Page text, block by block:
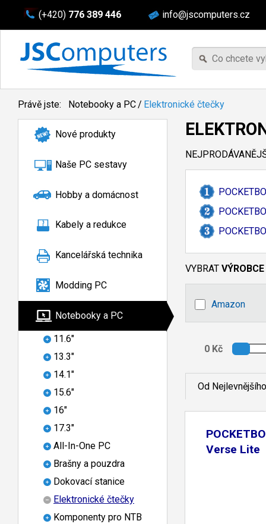
(+420) 776 389 446 info@jscomputers.cz
Právě jste: Notebooky a PC/ Elektronické čtečky
Nové produkty
Naše PC sestavy
Hobby a domácnost
Kabely a redukce
Kancelářská technika
Modding PC
Notebooky a PC
11.6"
13.3"
14.1"
15.6"
16"
17.3"
All-In-One PC
Brašny a pouzdra
Dokovací stanice
Elektronické čtečky
Komponenty pro NTB
VYBRAT VÝROBCE
Amazon
Od Nejlevnějšího
Verse Lite